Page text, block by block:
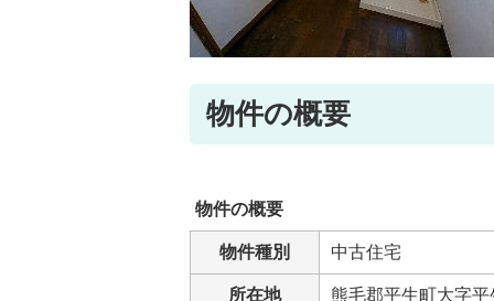
物件の概要
物件の概要
物件種別 中古住宅
所在地 熊毛郡平生町大字平